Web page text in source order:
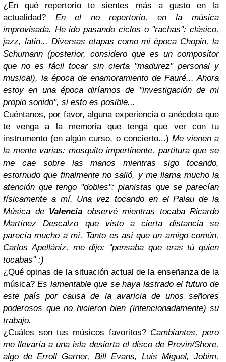
¿En qué repertorio te sientes más a gusto en la
actualidad? En el no repertorio, en la música
improvisada. He ido pasando ciclos o "rachas": clásico,
jazz, latin... Diversas etapas como mi época Chopin, la
Schumann (posterior, considero que es un compositor
que no es fácil tocar sin cierta "madurez" personal y
musical), la época de enamoramiento de Fauré... Ahora
estoy en una época diríamos de "investigación de mi
propio sonido", si esto es posible...
Cuéntanos, por favor, alguna experiencia o anécdota que
te venga a la memoria que tenga que ver con tu
instrumento (en algún curso, o concierto...) Me vienen a
la mente varias: mosquito impertinente, partitura que se
me cae sobre las manos mientras sigo tocando,
estornudo que finalmente no salió, y me llama mucho la
atención que tengo "dobles": pianistas que se parecían
físicamente a mí. Una vez tocando en el Palau de la
Música de Valencia observé mientras tocaba Ricardo
Martínez Descalzo que visto a cierta distancia se
parecía mucho a mí. Tanto es así que un amigo común,
Carlos Apellániz, me dijo: "pensaba que eras tú quien
tocabas" :)
¿Qué opinas de la situación actual de la enseñanza de la
música?Es lamentable que se haya lastrado el futuro de
este país por causa de la avaricia de unos señores
poderosos que no hicieron bien (intencionadamente) su
trabajo.
¿Cuáles son tus músicos favoritos? Cambiantes, pero
me llevaría a una isla desierta el disco de Previn/Shore,
algo de Erroll Garner, Bill Evans, Luis Miguel, Jobim,